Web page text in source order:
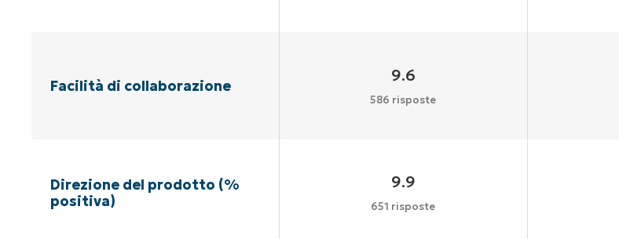
Facilità di collaborazione
9.6
586 risposte
Direzione del prodotto (%
positiva)
9.9
651 risposte